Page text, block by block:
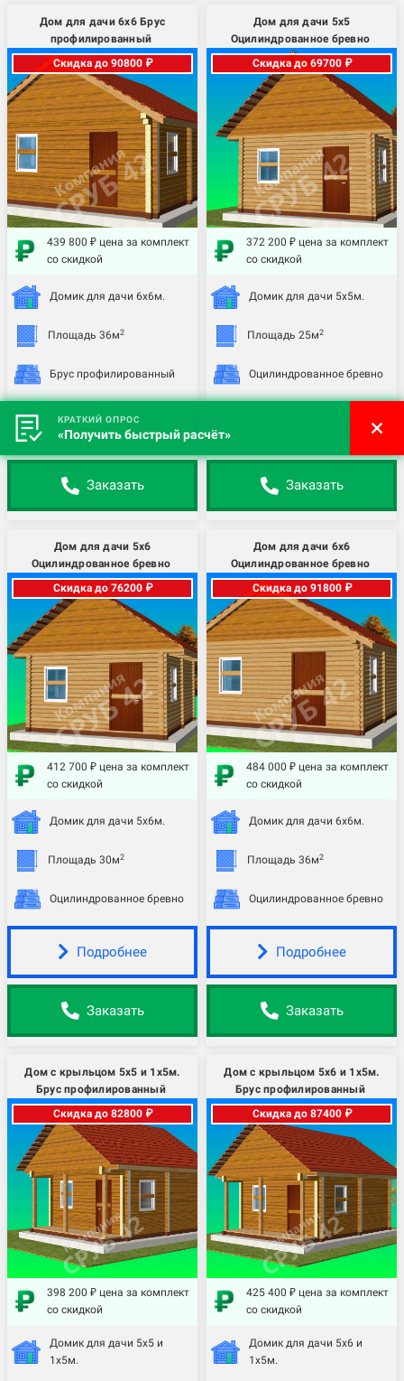
Дом для дачи 6х6 Брус
профилированный
Скидка до 90800 ₽
439 800 ₽ цена за комплект
со скидкой
Домик для дачи 6х6м.
Площадь 36м2
Брус профилированный
Подробнее
Заказать
Дом для дачи 5х5
Оцилиндрованное бревно
Скидка до 69700 ₽
372 200 ₽ цена за комплект
со скидкой
Домик для дачи 5х5м.
Площадь 25м2
Оцилиндрованное бревно
Заказать
Дом для дачи 5х6
Оцилиндрованное бревно
Скидка до 76200 ₽
412 700 ₽ цена за комплект
со скидкой
Домик для дачи 5х6м.
Площадь 30м2
Оцилиндрованное бревно
Подробнее
Заказать
Дом для дачи 6х6
Оцилиндрованное бревно
Скидка до 91800 ₽
484 000 ₽ цена за комплект
со скидкой
Домик для дачи 6х6м.
Площадь 36м2
Оцилиндрованное бревно
Подробнее
Заказать
Дом с крыльцом 5х5 и 1х5м.
Брус профилированный
Скидка до 82800 ₽
398 200 ₽ цена за комплект
со скидкой
Домик для дачи 5х5 и
1х5м.
Дом с крыльцом 5х6 и 1х5м.
Брус профилированный
Скидка до 87400 ₽
425 400 ₽ цена за комплект
со скидкой
Домик для дачи 5х6 и
1х5м.
КРАТКИЙ ОПРОС
«Получить быстрый расчёт»